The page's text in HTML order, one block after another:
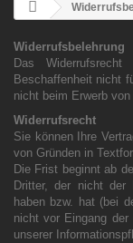
Widerrufsbelehrung
Das
Beschaffenheit nicht
nicht beim Erwerb
Widerrufsrecht
Sie können Ihre
von Gründen in
Die Frist beginnt ab
Dritter, der nicht der
haben bzw. hat (bei
nicht vor Eingang
unserer